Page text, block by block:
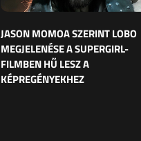
JASON MOMOA SZERINT LOBO
MEGJELENÉSE A SUPERGIRL-
FILMBEN HŰ LESZ A
KÉPREGÉNYEKHEZ